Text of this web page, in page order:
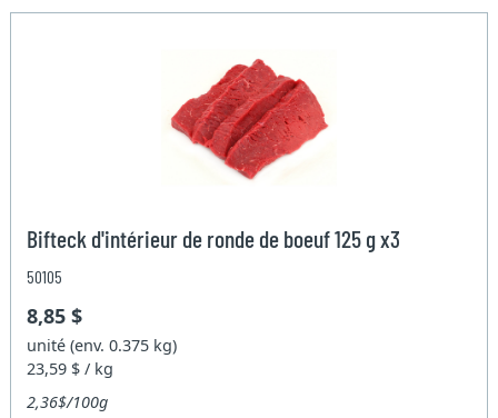
Bifteck d'intérieur de ronde de boeuf 125 g x3
50105
8,85 $
unité (env. 0.375 kg)
23,59 $ / kg
2,36$/100g